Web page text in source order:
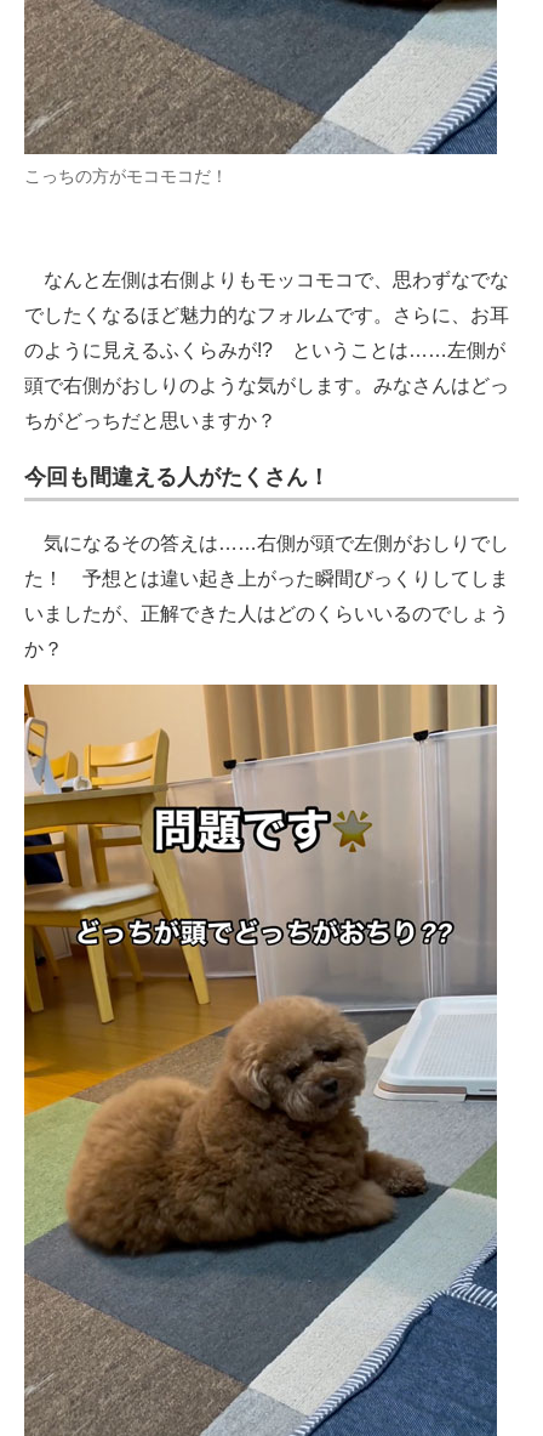
こっちの方がモコモコだ！
なんと左側は右側よりもモッコモコで、思わずなでな
でしたくなるほど魅力的なフォルムです。さらに、お耳
のように見えるふくらみが!? ということは……左側が
頭で右側がおしりのような気がします。みなさんはどっ
ちがどっちだと思いますか？
今回も間違える人がたくさん！
気になるその答えは……右側が頭で左側がおしりでし
た！ 予想とは違い起き上がった瞬間びっくりしてしま
いましたが、正解できた人はどのくらいいるのでしょう
か？